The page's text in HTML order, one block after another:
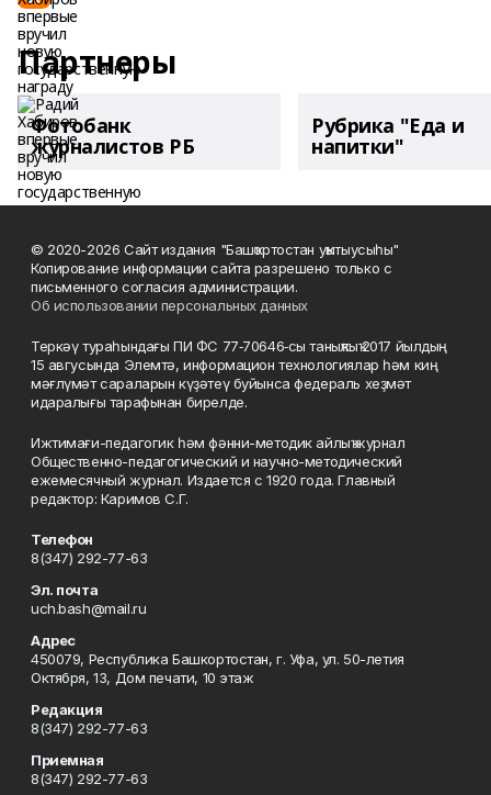
Партнеры
Фотобанк
журналистов РБ
Рубрика "Еда и
напитки"
© 2020-2026 Сайт издания "Башҡортостан уҡытыусыһы"
Копирование информации сайта разрешено только с
письменного согласия администрации.
Об использовании персональных данных
Теркәү тураһындағы ПИ ФС 77‑70646‑сы таныҡлыҡ 2017 йылдың
15 авгусында Элемтә, информацион технологиялар һәм киң
мәғлүмәт сараларын күҙәтеү буйынса федераль хеҙмәт
идаралығы тарафынан бирелде.
Ижтимағи-педагогик һәм фәнни-методик айлыҡ журнал
Общественно-педагогический и научно-методический
ежемесячный журнал. Издается с 1920 года. Главный
редактор: Каримов С.Г.
Телефон
8(347) 292-77-63
Эл. почта
uch.bash@mail.ru
Адрес
450079, Республика Башкортостан, г. Уфа, ул. 50-летия
Октября, 13, Дом печати, 10 этаж
Редакция
8(347) 292-77-63
Приемная
8(347) 292-77-63